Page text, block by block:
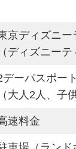
京ディズニー
（ディズニー
デーパスポート
（大人2人、子
速料金